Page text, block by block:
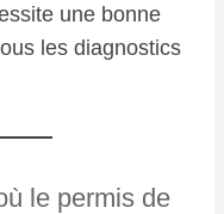
une bonne
les diagnostics
le permis de